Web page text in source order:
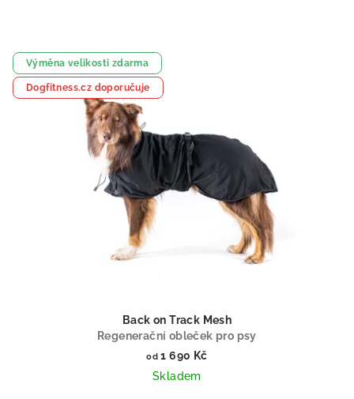
Výměna velikosti zdarma
Dogfitness.cz doporučuje
Back on Track Mesh
Regenerační obleček pro psy
od 1 690 Kč
Skladem